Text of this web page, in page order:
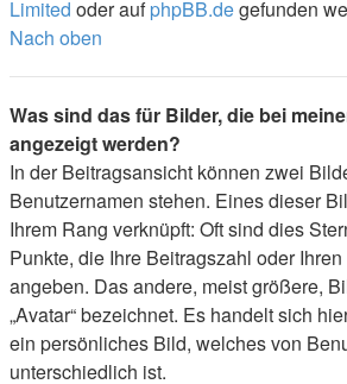
Limited oder aufphpBB.degefunden
Nach oben
Was sind das für Bilder, die bei
angezeigt werden?
In der Beitragsansicht können zwei
Benutzernamen stehen. Eines dieser
Ihrem Rang verknüpft: Oft sind dies
Punkte, die Ihre Beitragszahl oder
angeben. Das andere, meist größere,
„Avatar“ bezeichnet. Es handelt sich
ein persönliches Bild, welches von
unterschiedlich ist.